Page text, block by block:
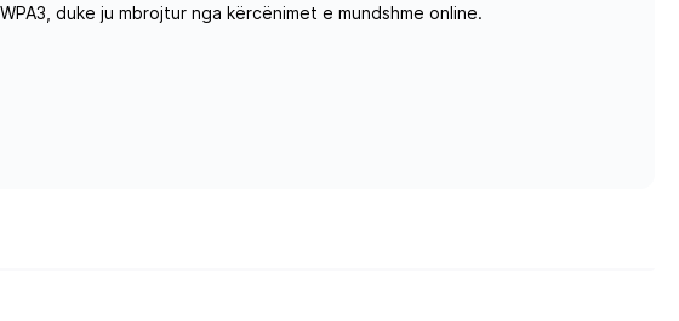
duke ju mbrojtur nga kërcënimet e mundshme online.